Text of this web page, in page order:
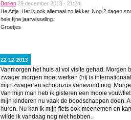
Dorien 29 december 2013 - 21:24:
He Attje. Het is ook allemaal zo lekker. Nog 2 dagen
hele fijne jaarwisseling.
Groetjes
22-12-2013
Vanmorgen het huis al vol visite gehad. Morgen
zwager morgen moet werken (hij is
mijn zwager en schoonzus vanavond nog.
Van mijn man heb ik gisteren een mooie
mijn kinderen nu vaak de boodschappen doen.
huren. Nu kan ik mijn fiets ook meenemen en
wilde ik vandaag nog niet hebben.